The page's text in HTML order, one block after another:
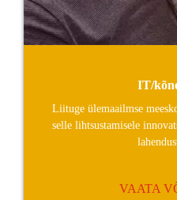
IT/
Liituge ülemaailmse
selle lihtsustamisele
VAATA